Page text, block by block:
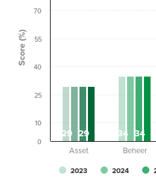
Score (%)
29 34
29 34
2023 2024
Asset Beheer
0
10
25
40
55
70